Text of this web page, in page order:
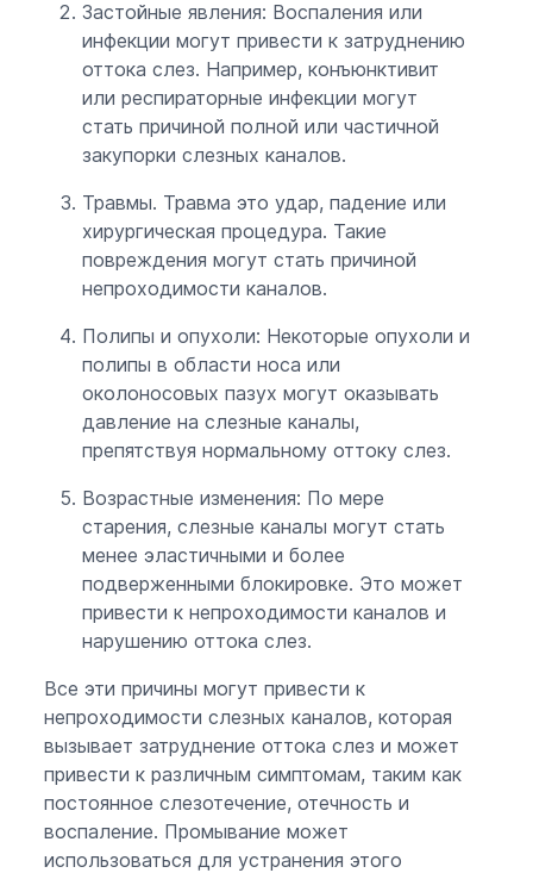
Застойные явления: Воспаления или
инфекции могут привести к затруднению
оттока слез. Например, конъюнктивит
или респираторные инфекции могут
стать причиной полной или частичной
закупорки слезных каналов.
Травмы. Травма это удар, падение или
хирургическая процедура. Такие
повреждения могут стать причиной
непроходимости каналов.
Полипы и опухоли: Некоторые опухоли и
полипы в области носа или
околоносовых пазух могут оказывать
давление на слезные каналы,
препятствуя нормальному оттоку слез.
Возрастные изменения: По мере
старения, слезные каналы могут стать
менее эластичными и более
подверженными блокировке. Это может
привести к непроходимости каналов и
нарушению оттока слез.
Все эти причины могут привести к
непроходимости слезных каналов, которая
вызывает затруднение оттока слез и может
привести к различным симптомам, таким как
постоянное слезотечение, отечность и
воспаление. Промывание может
использоваться для устранения этого